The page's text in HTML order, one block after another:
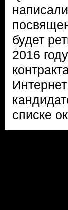
будет
2016
списке